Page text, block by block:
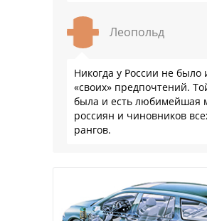
Леопольд
Никогда у России не было
«своих» предпочтений.
была и есть любимейшая
россиян и чиновников
рангов.